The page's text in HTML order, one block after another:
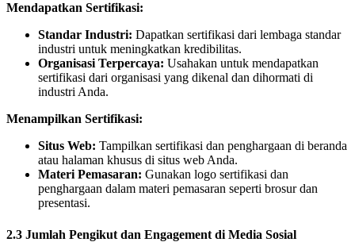
Mendapatkan Sertifikasi:
Standar Industri: Dapatkan sertifikasi dari lembaga standar
industri untuk meningkatkan kredibilitas.
Organisasi Terpercaya: Usahakan untuk mendapatkan
sertifikasi dari organisasi yang dikenal dan dihormati di
industri Anda.
Menampilkan Sertifikasi:
Situs Web: Tampilkan sertifikasi dan penghargaan di beranda
atau halaman khusus di situs web Anda.
Materi Pemasaran: Gunakan logo sertifikasi dan
penghargaan dalam materi pemasaran seperti brosur dan
presentasi.
2.3 Jumlah Pengikut dan Engagement di Media Sosial